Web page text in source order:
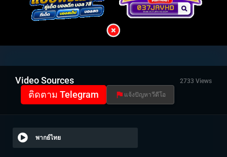
Video Sources 2733 Views
ติดตาม Telegram แจ้งปัญหาวีดีโอ
พากย์ไทย